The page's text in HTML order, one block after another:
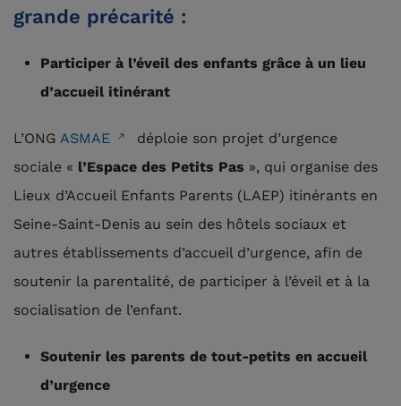
grande précarité :
Participer à l’éveil des enfants grâce à un lieu
d’accueil itinérant
L’ONG ASMAE
déploie son projet d’urgence
sociale « l’Espace des Petits Pas », qui organise des
Lieux d’Accueil Enfants Parents (LAEP) itinérants en
Seine-Saint-Denis au sein des hôtels sociaux et
autres établissements d’accueil d’urgence, afin de
soutenir la parentalité, de participer à l’éveil et à la
socialisation de l’enfant.
Soutenir les parents de tout-petits en accueil
d’urgence